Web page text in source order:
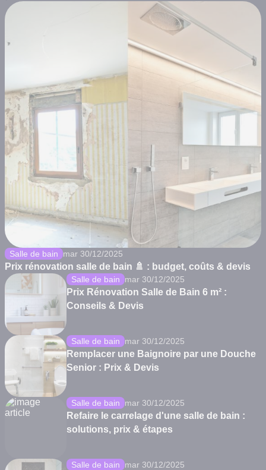
Salle de bain mar 30/12/2025
Prix rénovation salle de bain 🚿 : budget, coûts & devis
Salle de bain mar 30/12/2025
Prix Rénovation Salle de Bain 6 m² :
Conseils & Devis
Salle de bain mar 30/12/2025
Remplacer une Baignoire par une Douche
Senior : Prix & Devis
Salle de bain mar 30/12/2025
Refaire le carrelage d'une salle de bain :
solutions, prix & étapes
Salle de bain mar 30/12/2025